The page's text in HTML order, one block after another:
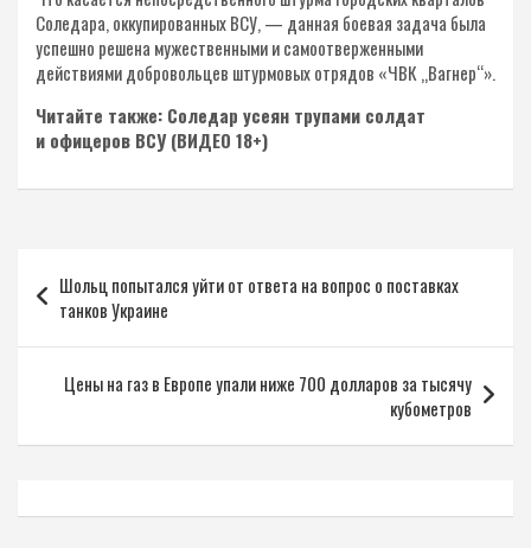
Соледара, оккупированных ВСУ, — данная боевая задача была
успешно решена мужественными и самоотверженными
действиями добровольцев штурмовых отрядов «ЧВК „Вагнер“».
Читайте также: Соледар усеян трупами солдат
и офицеров ВСУ (ВИДЕО 18+)
по
записям
Шольц попытался уйти от ответа на вопрос о поставках
танков Украине
Цены на газ в Европе упали ниже 700 долларов за тысячу
кубометров